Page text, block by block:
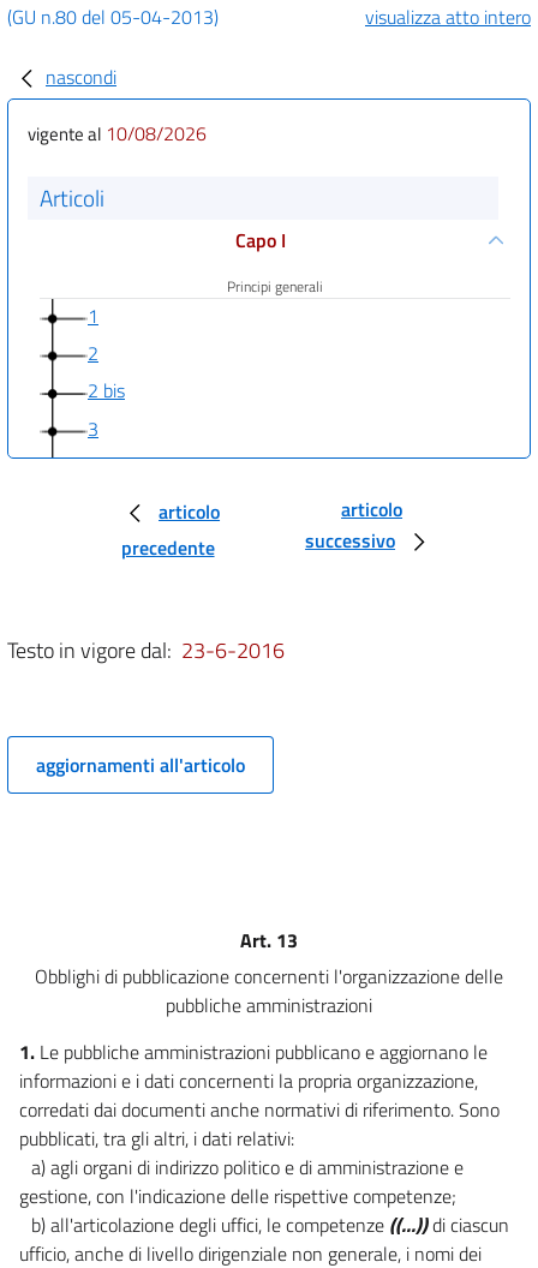
(GU n.80 del 05-04-2013)
visualizza atto intero
nascondi
vigente al 10/08/2026
Articoli
Capo I
Principi generali
1
2
2 bis
3
4
((Capo I-bis
5 bis
Pubblicazione dei dati, delle informazioni e dei documenti))
6
9 bis
11
12
Capo II
Obblighi di pubblicazione concernenti l'organizzazione e l'attività
delle pubbliche amministrazioni
13
articolo
precedente
articolo
successivo
Testo in vigore dal: 23-6-2016
aggiornamenti all'articolo
Art. 13
Obblighi di pubblicazione concernenti l'organizzazione delle
pubbliche amministrazioni
1. Le pubbliche amministrazioni pubblicano e aggiornano le
informazioni e i dati concernenti la propria organizzazione,
corredati dai documenti anche normativi di riferimento. Sono
pubblicati, tra gli altri, i dati relativi:
a) agli organi di indirizzo politico e di amministrazione e
gestione, con l'indicazione delle rispettive competenze;
b) all'articolazione degli uffici, le competenze ((...))di ciascun
ufficio, anche di livello dirigenziale non generale, i nomi dei